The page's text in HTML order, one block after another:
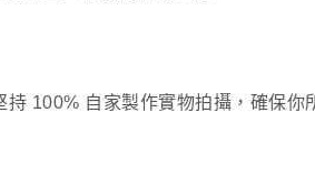
100% 自家製作實物拍攝，確保